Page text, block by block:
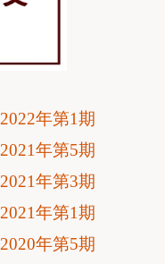
2022年第1期
2021年第5期
2021年第3期
2021年第1期
2020年第5期